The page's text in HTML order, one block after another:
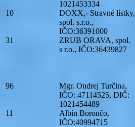
1021453334
10
DOXX,- Stravné lístky,
spol. s.r.o.,
IČO:36391000
31
ZRUB ORAVA, spol.
s r.o., IČO:36439827
96
Mgr. Ondrej Turčina,
IČO: 47114525, DIČ:
1021454489
11
Albín Borončo,
IČO:40994715